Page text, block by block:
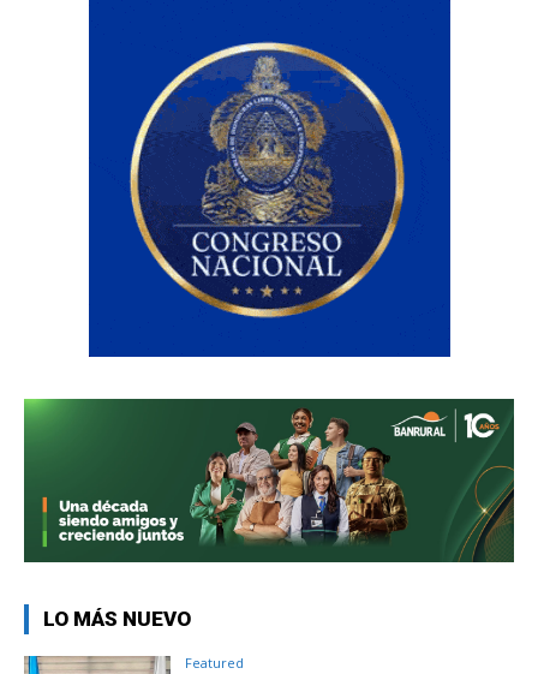
LO MÁS NUEVO
Featured